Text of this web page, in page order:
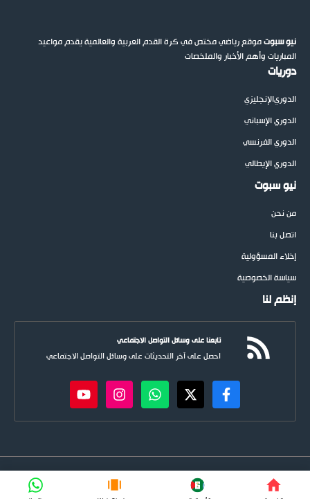
نيو سبوتموقع رياضي مختص في كرة القدم العربية والعالمية يقدم مواعيد
المباريات وأهم الأخبار والملخصات
دوريات
الدوريالإنجليزي
الدوري الإسباني
الدوري الفرنسي
الدوري الإيطالي
نيو سبوت
من نحن
اتصل بنا
إخلاء المسؤولية
سياسة الخصوصية
إنظم لنا
تابعنا على وسائل التواصل الاجتماعي
احصل على آخر التحديثات على وسائل التواصل الاجتماعي
newspoots.com • جميع الحقوق © محفوظة لموقع